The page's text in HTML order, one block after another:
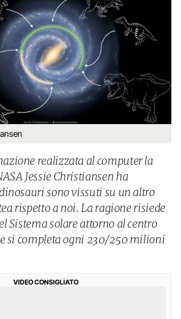
realizzata al computer la
Jessie Christiansen ha
sono vissuti su un altro
rispetto a noi. La ragione risiede
Sistema solare attorno al centro
si completa ogni 230/250 milioni
VIDEO CONSIGLIATO